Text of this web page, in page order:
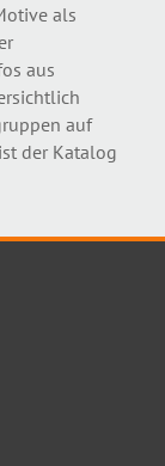
als
aus
auf
der Katalog